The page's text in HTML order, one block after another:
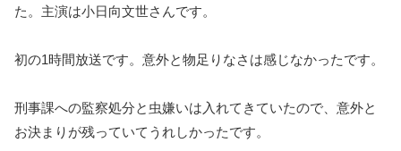
た。主演は小日向文世さんです。
初の1時間放送です。意外と物足りなさは感じなかったです。
刑事課への監察処分と虫嫌いは入れてきていたので、意外と
お決まりが残っていてうれしかったです。